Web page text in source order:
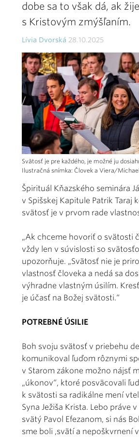
dobe sa to však dá, ak
s Kristovým zmýšľaním.
Lívia Dvorská 28.10.2025
Svätosť je pre každého, je možné ju
Ilustračná snímka: Človek a Viera/
Špirituál Kňazského seminára
v Spišskej Kapitule Patrik Taraj
svätosť je v prvom rade
„Ak chceme hovoriť o svätosti
vždy len v súvislosti so
upozorňuje. „Svätosť nie je
vlastnosť človeka a nedá sa
výhradne vlastným úsilím.
je účasť na Božej svätosti.“
POTREBNÉ ÚSILIE
Boh svoju svätosť v priebehu
komunikoval ľuďom rôznymi
v Starom zákone možno nájsť
„úkonov“, ktoré posväcovali
k svätosti sa radikálne mení
Syna Ježiša Krista. Lebo práve
svätý Pavol Efezanom, si nás
sme boli ,svätí a nepoškvrnení v